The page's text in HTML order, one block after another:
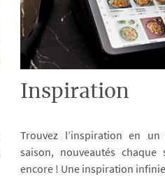
Inspiration
Trouvez l’inspiration en
saison, nouveautés
encore ! Une inspiration